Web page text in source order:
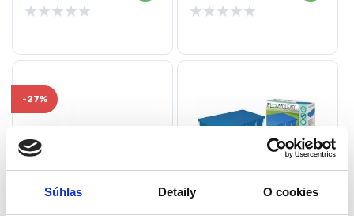
Súhlas Detaily O cookies
★★★★★ ★★★★★
-27%